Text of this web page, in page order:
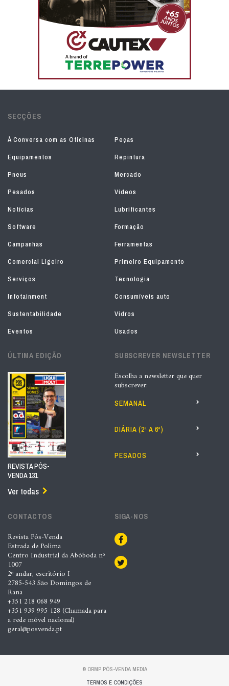
SECÇÕES
À Conversa com as Oficinas
Peças
Equipamentos
Repintura
Pneus
Mercado
Pesados
Vídeos
Notícias
Lubrificantes
Software
Formação
Campanhas
Ferramentas
Comercial Ligeiro
Primeiro Equipamento
Serviços
Tecnologia
Infotainment
Consumíveis auto
Sustentabilidade
Vidros
Eventos
Usados
ÚLTIMA EDIÇÃO
REVISTA PÓS-
VENDA 131
Ver todas
SUBSCREVER NEWSLETTER
Escolha a newsletter que quer
subscrever:
SEMANAL
DIÁRIA (2ª A 6ª)
PESADOS
CONTACTOS
Revista Pós-Venda
Estrada de Polima
Centro Industrial da Abóboda nº
1007
2º andar, escritório I
2785-543 São Domingos de
Rana
+351 218 068 949
+351 939 995 128 (Chamada para
a rede móvel nacional)
geral@posvenda.pt
SIGA-NOS
© ORMP PÓS-VENDA MEDIA
TERMOS E CONDIÇÕES